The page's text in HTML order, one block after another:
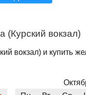
вокзал)
вокзал) и купить